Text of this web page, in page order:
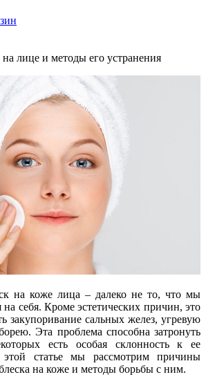
лице и методы его устранения
на коже лица – далеко не то, что мы
на себя. Кроме эстетических причин, это
закупоривание сальных желез, угревую
Эта проблема способна затронуть
есть особая склонность к ее
статье мы рассмотрим причины
на коже и методы борьбы с ним.